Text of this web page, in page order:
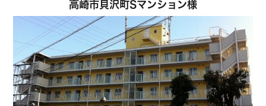
高崎市貝沢町Sマンション様